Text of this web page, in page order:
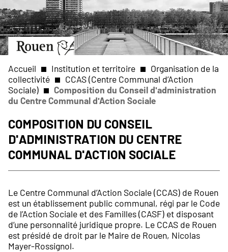
Aller
au
contenu
principal
Aller
à
la
page
d’accueil
Slide
1
of
1
Fil
d'Ariane
Accueil Institution et territoire
Organisation de la
collectivité
CCAS (Centre Communal d’Action
Sociale)
Composition du Conseil d'administration
du Centre Communal d'Action Sociale
Composition du Conseil
d'administration du Centre
Communal d'Action Sociale
Le Centre Communal d’Action Sociale (CCAS) de Rouen
est un établissement public communal, régi par le Code
de l’Action Sociale et des Familles (CASF) et disposant
d’une personnalité juridique propre. Le CCAS de Rouen
est présidé de droit par le Maire de Rouen, Nicolas
Mayer-Rossignol.